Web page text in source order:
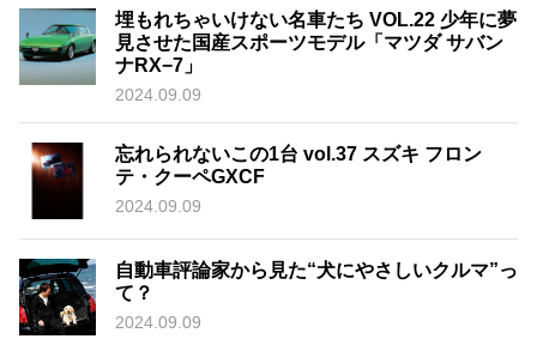
埋もれちゃいけない名車たち VOL.22 少年に夢
見させた国産スポーツモデル「マツダ サバン
ナRX−7」
2024.09.09
忘れられないこの1台 vol.37 スズキ フロン
テ・クーペGXCF
2024.09.09
自動車評論家から見た“犬にやさしいクルマ”っ
て？
2024.09.09